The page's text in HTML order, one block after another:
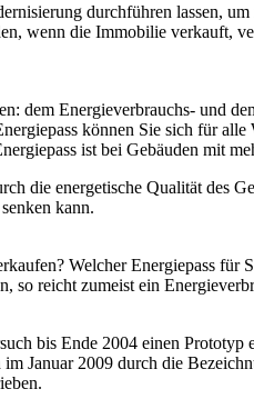
durchführen lassen,
wenn die Immobilie
dem Energieverbrauchs- und
können Sie sich für
ist bei Gebäuden mit
die energetische Qualität des
kann.
Welcher Energiepass
so reicht zumeist ein
bis Ende 2004 einen Prototyp
Januar 2009 durch die